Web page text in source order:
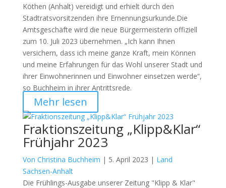
Köthen (Anhalt) vereidigt und erhielt durch den
Stadtratsvorsitzenden ihre Ernennungsurkunde.Die
Amtsgeschäfte wird die neue Bürgermeisterin offiziell
zum 10. Juli 2023 übernehmen. „Ich kann Ihnen
versichern, dass ich meine ganze Kraft, mein Können
und meine Erfahrungen für das Wohl unserer Stadt und
ihrer Einwohnerinnen und Einwohner einsetzen werde“,
so Buchheim in ihrer Antrittsrede.
Mehr lesen
Fraktionszeitung „Klipp&Klar“
Frühjahr 2023
Von Christina Buchheim | 5. April 2023 | Land
Sachsen-Anhalt
Die Frühlings-Ausgabe unserer Zeitung "Klipp & Klar"